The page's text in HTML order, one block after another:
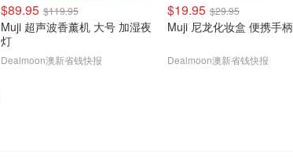
$89.95 $119.95
Muji 超声波香薰机 大号 加湿夜
灯
Dealmoon澳新省钱快报
$19.95 $29.95
Muji 尼龙化妆盒 便携手柄
Dealmoon澳新省钱快报